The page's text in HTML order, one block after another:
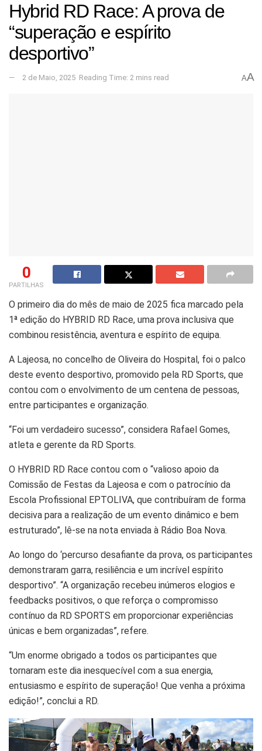
Hybrid RD Race: A prova de
“superação e espírito
desportivo”
2 de Maio, 2025 Reading Time: 2 mins read AA
0
PARTILHAS
O primeiro dia do mês de maio de 2025 fica marcado pela
1ª edição do HYBRID RD Race, uma prova inclusiva que
combinou resistência, aventura e espírito de equipa.
A Lajeosa, no concelho de Oliveira do Hospital, foi o palco
deste evento desportivo, promovido pela RD Sports, que
contou com o envolvimento de um centena de pessoas,
entre participantes e organização.
“Foi um verdadeiro sucesso”, considera Rafael Gomes,
atleta e gerente da RD Sports.
O HYBRID RD Race contou com o “valioso apoio da
Comissão de Festas da Lajeosa e com o patrocínio da
Escola Profissional EPTOLIVA, que contribuíram de forma
decisiva para a realização de um evento dinâmico e bem
estruturado”, lê-se na nota enviada à Rádio Boa Nova.
Ao longo do ‘percurso desafiante da prova, os participantes
demonstraram garra, resiliência e um incrível espírito
desportivo”. “A organização recebeu inúmeros elogios e
feedbacks positivos, o que reforça o compromisso
contínuo da RD SPORTS em proporcionar experiências
únicas e bem organizadas”, refere.
“Um enorme obrigado a todos os participantes que
tornaram este dia inesquecível com a sua energia,
entusiasmo e espírito de superação! Que venha a próxima
edição!”, conclui a RD.